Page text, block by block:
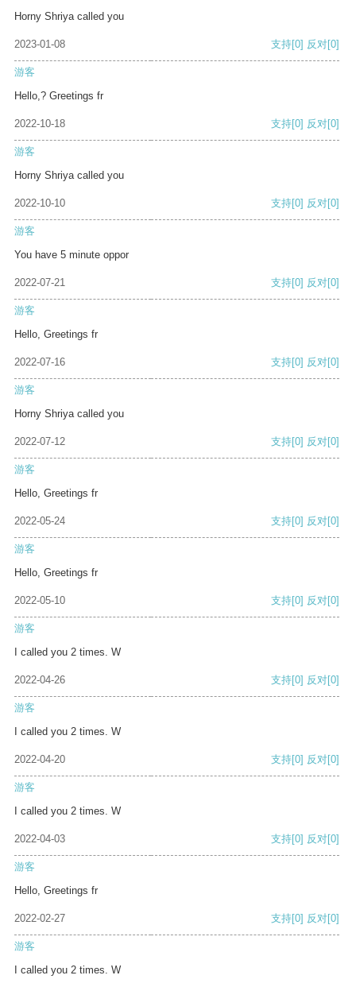
Horny Shriya called you
2023-01-08 支持[0] 反对[0]
游客
Hello,? Greetings fr
2022-10-18 支持[0] 反对[0]
游客
Horny Shriya called you
2022-10-10 支持[0] 反对[0]
游客
You have 5 minute oppor
2022-07-21 支持[0] 反对[0]
游客
Hello, Greetings fr
2022-07-16 支持[0] 反对[0]
游客
Horny Shriya called you
2022-07-12 支持[0] 反对[0]
游客
Hello, Greetings fr
2022-05-24 支持[0] 反对[0]
游客
Hello, Greetings fr
2022-05-10 支持[0] 反对[0]
游客
I called you 2 times. W
2022-04-26 支持[0] 反对[0]
游客
I called you 2 times. W
2022-04-20 支持[0] 反对[0]
游客
I called you 2 times. W
2022-04-03 支持[0] 反对[0]
游客
Hello, Greetings fr
2022-02-27 支持[0] 反对[0]
游客
I called you 2 times. W